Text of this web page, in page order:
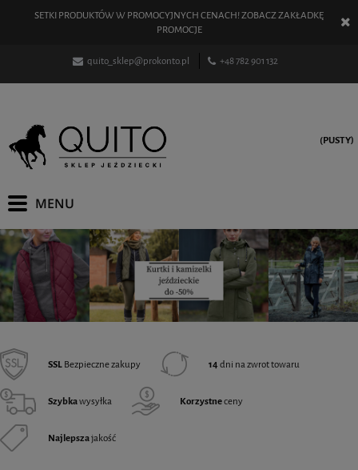
SETKI PRODUKTÓW W PROMOCYJNYCH CENACH! ZOBACZ ZAKŁADKĘ
PROMOCJE
quito_sklep@prokonto.pl +48 782 901 132
(PUSTY)
SSLBezpieczne zakupy 14dni na zwrot towaru
Szybkawysyłka Korzystneceny
Najlepszajakość